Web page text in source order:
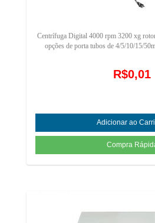
Centrífuga Digital 4000 rpm 3200 xg
opções de porta tubos de 4/5/10/15/
R$0,01